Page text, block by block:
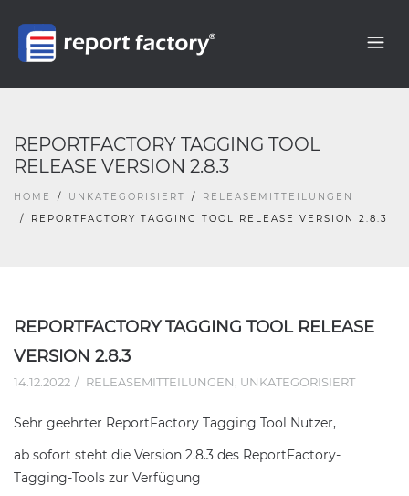
REPORTFACTORY TAGGING TOOL
RELEASE VERSION 2.8.3
HOME UNKATEGORISIERT
RELEASEMITTEILUNGEN
REPORTFACTORY TAGGING TOOL RELEASE VERSION 2.8.3
REPORTFACTORY TAGGING TOOL RELEASE
VERSION 2.8.3
14.12.2022 RELEASEMITTEILUNGEN UNKATEGORISIERT
Sehr geehrter ReportFactory Tagging Tool Nutzer,
ab sofort steht die Version 2.8.3 des ReportFactory-
Tagging-Tools zur Verfügung